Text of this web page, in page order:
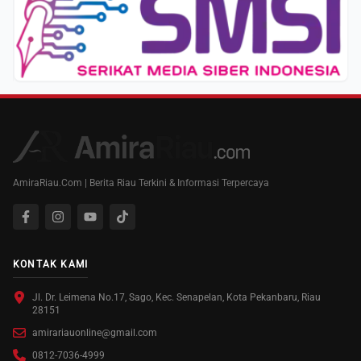
AmiraRiau.Com | Berita Riau Terkini & Informasi Terpercaya
KONTAK KAMI
Jl. Dr. Leimena No.17, Sago, Kec. Senapelan, Kota Pekanbaru, Riau
28151
amirariauonline@gmail.com
0812-7036-4999